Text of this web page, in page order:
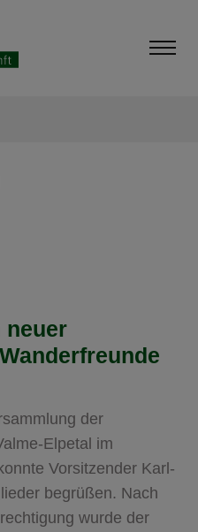
neuer
der
Elpetal im
Vorsitzender Karl-
begrüßen. Nach
wurde der